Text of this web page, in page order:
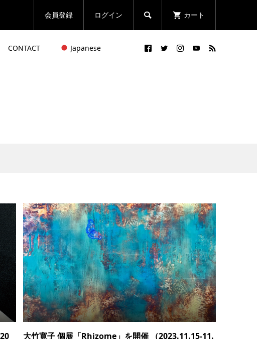
会員登録 ログイン  カート
CONTACT Japanese
大竹寛子 個展「Rhizome」を開催 （2023.11.15-11.